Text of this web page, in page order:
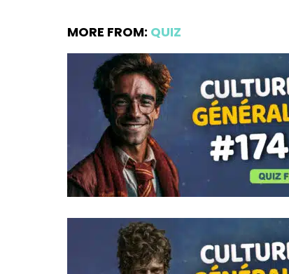
MORE FROM: QUIZ